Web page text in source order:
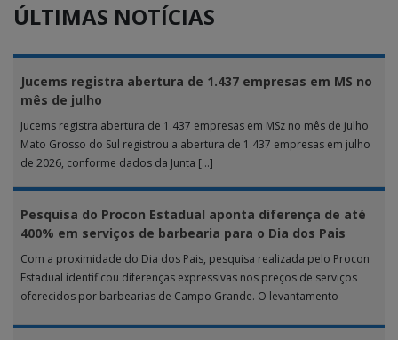
ÚLTIMAS NOTÍCIAS
Jucems registra abertura de 1.437 empresas em MS no
mês de julho
Jucems registra abertura de 1.437 empresas em MSz no mês de julho
Mato Grosso do Sul registrou a abertura de 1.437 empresas em julho
de 2026, conforme dados da Junta […]
Pesquisa do Procon Estadual aponta diferença de até
400% em serviços de barbearia para o Dia dos Pais
Com a proximidade do Dia dos Pais, pesquisa realizada pelo Procon
Estadual identificou diferenças expressivas nos preços de serviços
oferecidos por barbearias de Campo Grande. O levantamento